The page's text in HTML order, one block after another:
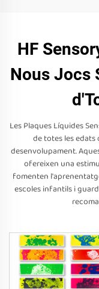
HF
Nous Jocs
Les Plaques Líquides
de totes les edats
desenvolupament.
ofereixen una
fomenten
escoles infantils i